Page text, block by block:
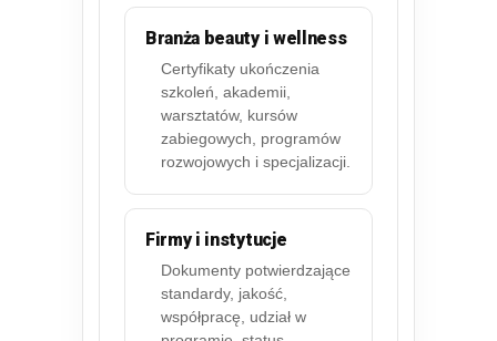
Branża beauty i wellness
Certyfikaty ukończenia
szkoleń, akademii,
warsztatów, kursów
zabiegowych, programów
rozwojowych i specjalizacji.
Firmy i instytucje
Dokumenty potwierdzające
standardy, jakość,
współpracę, udział w